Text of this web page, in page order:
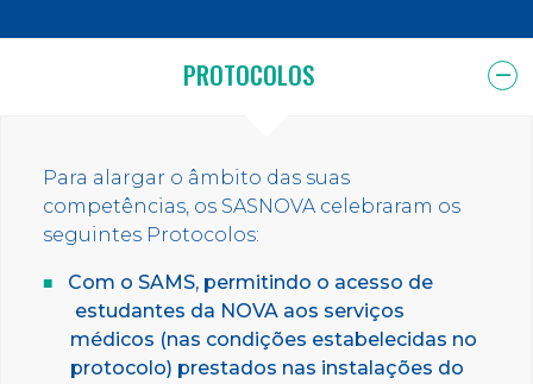
PROTOCOLOS
Para alargar o âmbito das suas
competências, os SASNOVA celebraram os
seguintes Protocolos:
Com o SAMS, permitindo o acesso de
estudantes da NOVA aos serviços
médicos (nas condições estabelecidas no
protocolo) prestados nas instalações do